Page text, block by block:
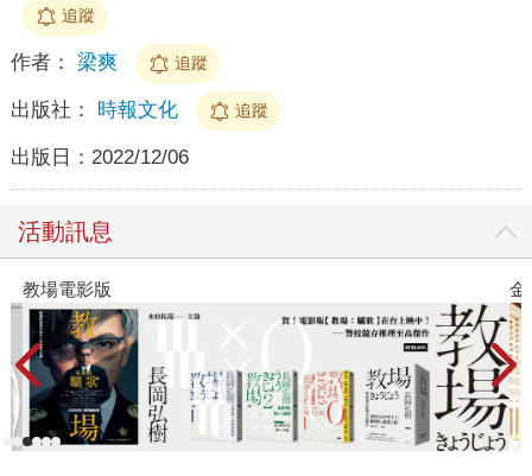
追蹤
作者： 梁爽 追蹤
出版社： 時報文化 追蹤
出版日： 2022/12/06
活動訊息
教場電影版 金